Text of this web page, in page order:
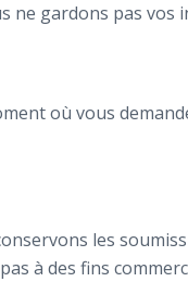
ne gardons pas vos
où vous
les
à des fins